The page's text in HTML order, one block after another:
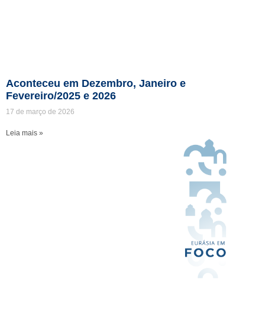
Aconteceu em Dezembro, Janeiro e
Fevereiro/2025 e 2026
17 de março de 2026
Leia mais »